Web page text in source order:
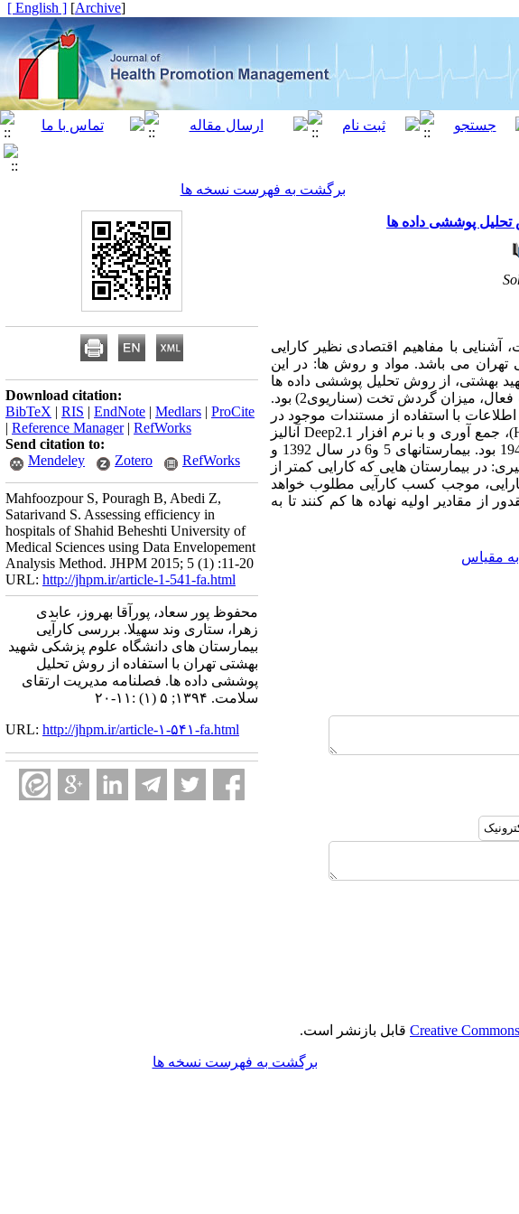
[
Archive
]
[ English ]
برگشت به فهرست نسخه ها
تحلیل پوششی داده ها
آشنایی با مفاهیم اقتصادی نظیر کارایی
تهران می باشد. مواد و روش ها: در این
دانشگاه علوم پزشکی شهید بهشتی، از روش تحلیل پوششی داده ها
استفاده شد. نهاده ها شامل: تعداد پزشک و کارکنان پرستاری (سناریوی 1) بعلاوه تعداد تخت فعال، میزان گردش تخت (سناریوی2) بود.
تعداد بیماران ترخیص شده (حالت 1) و کارکرد اتاق عمل (حالت2) بود. اطلاعات با استفاده از مستندات موجود در
معاونت درمان و "فرم اطلاعات عمومی بیمارستان" (Hospital’s General Information Form)، جمع آوری و با نرم افزار Deep2.1 آنالیز
شد. یافته ها: کمترین میانگین کارایی فنی در سال 1392، 048/0 و در نیمسال اول 1393، 194/0 بود. بیمارستانهای 5 و6 در سال 1392 و
میزان کارایی (000/1) را داشتند. نتیجه گیری: در بیمارستان هایی که کارایی کمتر از
موجب کسب کارآیی مطلوب خواهد
از مقادیر اولیه نهاده ها کم کنند تا به
به مقیاس
Download citation:
BibTeX | RIS | EndNote | Medlars | ProCite
| Reference Manager| RefWorks
Send citation to:
Mendeley
Zotero RefWorks
Mahfoozpour S, Pouragh B, Abedi Z,
Satarivand S. Assessing efficiency in
hospitals of Shahid Beheshti University of
Medical Sciences using Data Envelopement
Analysis Method. JHPM 2015; 5 (1) :11-20
URL: http://jhpm.ir/article-1-541-fa.html
محفوظ پور سعاد، پورآقا بهروز، عابدی
زهرا، ستاری وند سهیلا. بررسی کارآیی
بیمارستان های دانشگاه علوم پزشکی شهید
بهشتی تهران با استفاده از روش تحلیل
پوششی داده ها. فصلنامه مدیریت ارتقای
سلامت. ۱۳۹۴; ۵ (۱) :۱۱-۲۰
URL: http://jhpm.ir/article-۱-۵۴۱-fa.html
Creative قابل بازنشر است.
برگشت به فهرست نسخه ها